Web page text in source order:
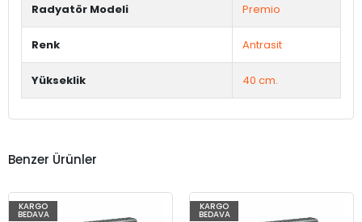
Radyatör Modeli Premio
Renk Antrasit
Yükseklik 40 cm.
Benzer Ürünler
KARGO
BEDAVA
KARGO
BEDAVA